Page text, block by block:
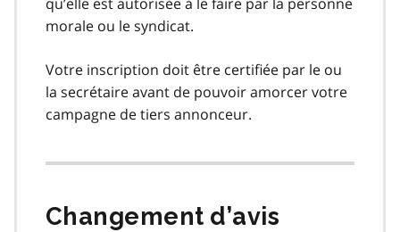
morale ou le syndicat.
Votre inscription doit être certifiée par le ou
la secrétaire avant de pouvoir amorcer votre
campagne de tiers annonceur.
Changement d’avis